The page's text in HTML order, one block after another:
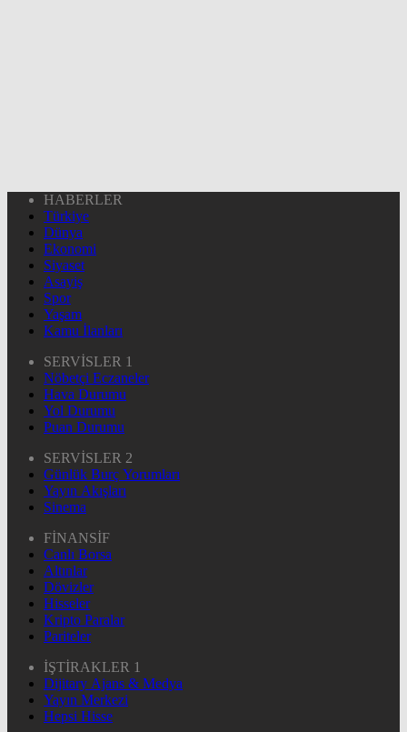
HABERLER
Türkiye
Dünya
Ekonomi
Siyaset
Asayiş
Spor
Yaşam
Kamu İlanları
SERVİSLER 1
Nöbetçi Eczaneler
Hava Durumu
Yol Durumu
Puan Durumu
SERVİSLER 2
Günlük Burç Yorumları
Yayın Akışları
Sinema
FİNANSİF
Canlı Borsa
Altınlar
Dövizler
Hisseler
Kripto Paralar
Pariteler
İŞTİRAKLER 1
Dijitary Ajans & Medya
Yayın Merkezi
Hepsi Hisse